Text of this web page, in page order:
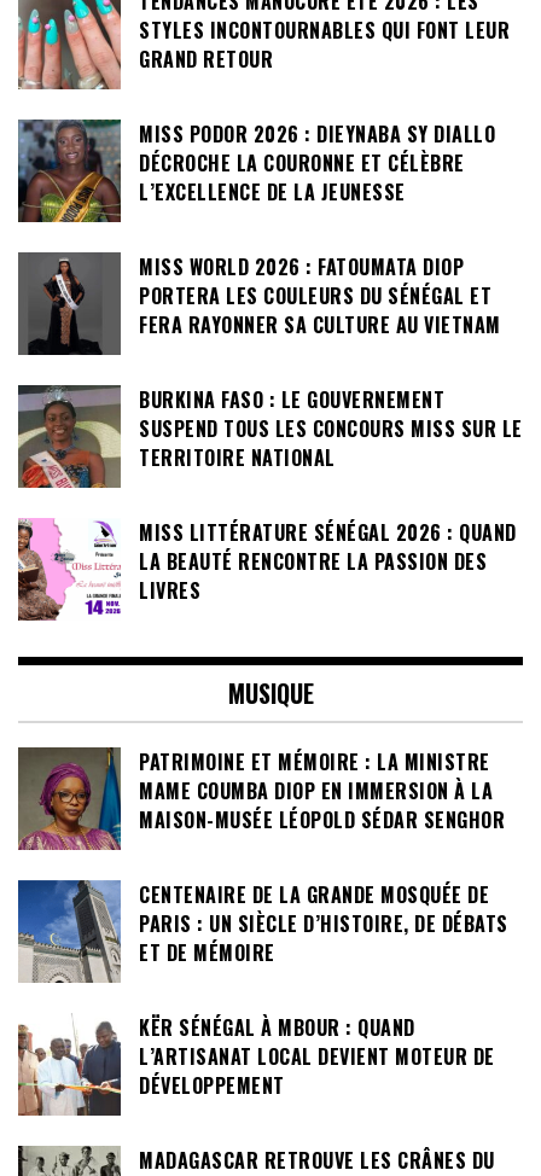
STYLES INCONTOURNABLES QUI FONT LEUR
GRAND RETOUR
MISS PODOR 2026 : DIEYNABA SY DIALLO
DÉCROCHE LA COURONNE ET CÉLÈBRE
L’EXCELLENCE DE LA JEUNESSE
MISS WORLD 2026 : FATOUMATA DIOP
PORTERA LES COULEURS DU SÉNÉGAL ET
FERA RAYONNER SA CULTURE AU VIETNAM
BURKINA FASO : LE GOUVERNEMENT
SUSPEND TOUS LES CONCOURS MISS SUR LE
TERRITOIRE NATIONAL
MISS LITTÉRATURE SÉNÉGAL 2026 : QUAND
LA BEAUTÉ RENCONTRE LA PASSION DES
LIVRES
MUSIQUE
PATRIMOINE ET MÉMOIRE : LA MINISTRE
MAME COUMBA DIOP EN IMMERSION À LA
MAISON-MUSÉE LÉOPOLD SÉDAR SENGHOR
CENTENAIRE DE LA GRANDE MOSQUÉE DE
PARIS : UN SIÈCLE D’HISTOIRE, DE DÉBATS
ET DE MÉMOIRE
KËR SÉNÉGAL À MBOUR : QUAND
L’ARTISANAT LOCAL DEVIENT MOTEUR DE
DÉVELOPPEMENT
MADAGASCAR RETROUVE LES CRÂNES DU